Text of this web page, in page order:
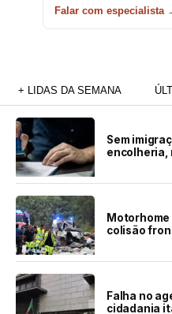
Falar com especialista
+ LIDAS DA SEMANA
Sem
encolheria,
colisão
Falha no
cidadania